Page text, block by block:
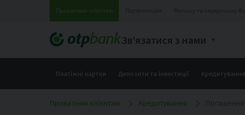
Приватним клієнтам
Зв'язатися з нами
Платіжні картки Депозити та інвестиції Кредитування
Приватним клієнтам Кредитування